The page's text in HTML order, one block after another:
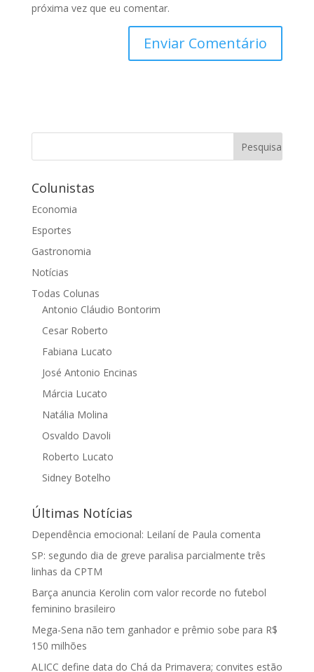
próxima vez que eu comentar.
Colunistas
Economia
Esportes
Gastronomia
Notícias
Todas Colunas
Antonio Cláudio Bontorim
Cesar Roberto
Fabiana Lucato
José Antonio Encinas
Márcia Lucato
Natália Molina
Osvaldo Davoli
Roberto Lucato
Sidney Botelho
Últimas Notícias
Dependência emocional: Leilaní de Paula comenta
SP: segundo dia de greve paralisa parcialmente três
linhas da CPTM
Barça anuncia Kerolin com valor recorde no futebol
feminino brasileiro
Mega-Sena não tem ganhador e prêmio sobe para R$
150 milhões
ALICC define data do Chá da Primavera; convites estão